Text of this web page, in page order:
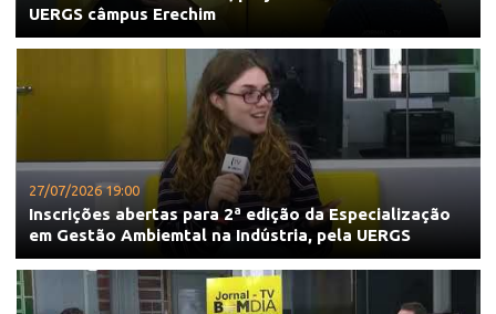
UERGS câmpus Erechim
27/07/2026 19:00
Inscrições abertas para 2ª edição da Especialização
em Gestão Ambiemtal na Indústria, pela UERGS